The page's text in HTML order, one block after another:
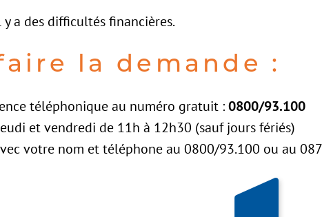
a des difficultés financières.
la demande :
téléphonique au numéro gratuit : 0800/93.100
et vendredi de 11h à 12h30 (sauf jours fériés)
votre nom et téléphone au 0800/93.100 ou au